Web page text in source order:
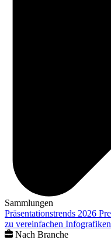
Sammlungen
Präsentationstrends 2026
zu vereinfachen Infografiken
Nach Branche